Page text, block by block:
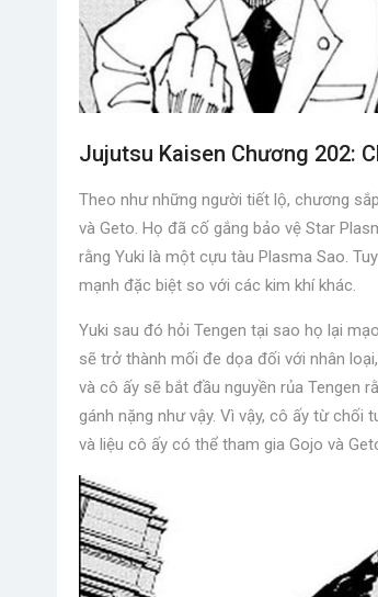
Jujutsu Kaisen Chương 202:
Theo như những người tiết lộ, chương
và Geto. Họ đã cố gắng bảo vệ Star
rằng Yuki là một cựu tàu Plasma Sao.
mạnh đặc biệt so với các kim khí khác.
Yuki sau đó hỏi Tengen tại sao họ lại
sẽ trở thành mối đe dọa đối với nhân
và cô ấy sẽ bắt đầu nguyền rủa Tengen
gánh nặng như vậy. Vì vậy, cô ấy từ chối
và liệu cô ấy có thể tham gia Gojo và